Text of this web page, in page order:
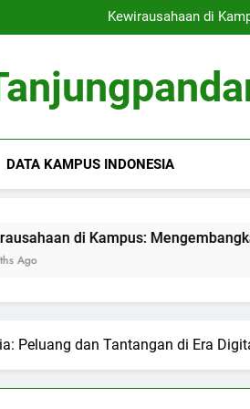
Kewirausahaan di
Inovasi Green Campus:
Kewirausahaan di
Inovasi Green Campus:
DATA KAMPUS INDONESIA
Mengembangkan
Peluang dan Tantangan di Era